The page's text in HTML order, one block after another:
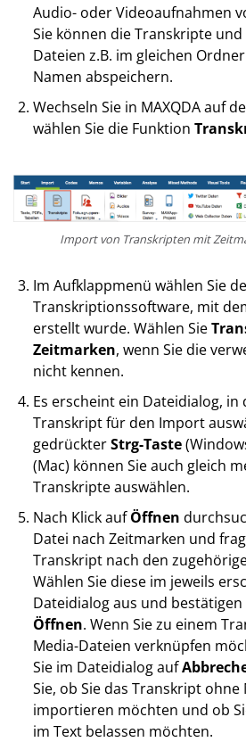
Audio- oder Videoaufnahmen
Sie können die Transkripte
Dateien z.B. im gleichen
Namen abspeichern.
Wechseln Sie in MAXQDA auf
wählen Sie die Funktion
Import von Transkripten mit
Im Aufklappmenü wählen Sie
Transkriptionssoftware, mit
erstellt wurde. Wählen Sie
Zeitmarken, wenn Sie die
nicht kennen.
Es erscheint ein Dateidialog, in
Transkript für den Import
gedrückterStrg-Taste
(Mac) können Sie auch gleich
Transkripte auswählen.
Nach Klick aufÖffnen
Datei nach Zeitmarken und
Transkript nach den
Wählen Sie diese im jeweils
Dateidialog aus und
Öffnen. Wenn Sie zu einem
Media-Dateien verknüpfen
Sie im Dateidialog auf
Sie, ob Sie das Transkript ohne
importieren möchten und ob
im Text belassen möchten.